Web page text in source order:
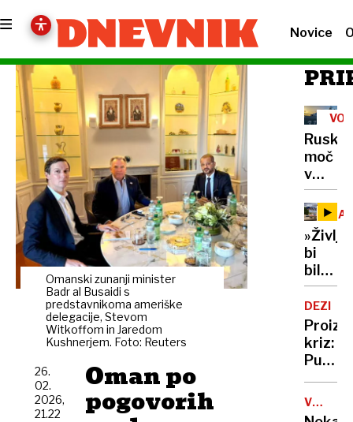
Novice
Omanski zunanji minister
Badr al Busaidi s
predstavnikoma ameriške
delegacije, Stevom
Witkoffom in Jaredom
Kushnerjem. Foto: Reuters
Oman po
pogovorih
26.
02.
2026,
21.22
V
Ruska
moč
v
Tihem
z
vajo
in
rakete
bi
bilo
97-
letnica
z
lastni
kriz:
Putin
je
našel
novo
V
ZDA